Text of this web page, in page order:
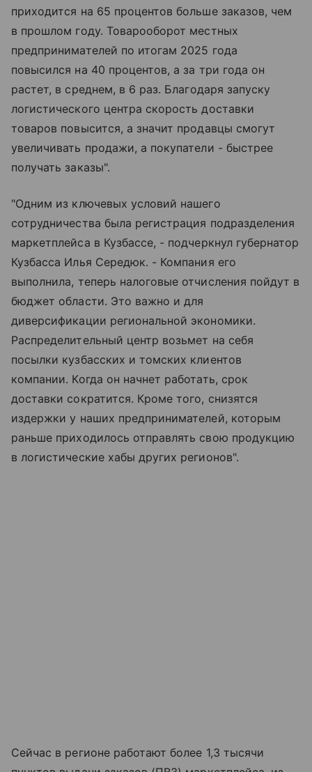
приходится на 65 процентов больше заказов, чем
в прошлом году. Товарооборот местных
предпринимателей по итогам 2025 года
повысился на 40 процентов, а за три года он
растет, в среднем, в 6 раз. Благодаря запуску
логистического центра скорость доставки
товаров повысится, а значит продавцы смогут
увеличивать продажи, а покупатели - быстрее
получать заказы".
"Одним из ключевых условий нашего
сотрудничества была регистрация подразделения
маркетплейса в Кузбассе, - подчеркнул губернатор
Кузбасса Илья Середюк. - Компания его
выполнила, теперь налоговые отчисления пойдут в
бюджет области. Это важно и для
диверсификации региональной экономики.
Распределительный центр возьмет на себя
посылки кузбасских и томских клиентов
компании. Когда он начнет работать, срок
доставки сократится. Кроме того, снизятся
издержки у наших предпринимателей, которым
раньше приходилось отправлять свою продукцию
в логистические хабы других регионов".
Сейчас в регионе работают более 1,3 тысячи